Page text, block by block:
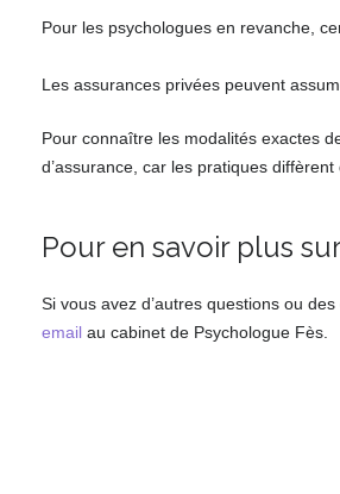
Pour les psychologues en revanche,
Les assurances privées peuvent
Pour connaître les modalités exactes
d’assurance, car les pratiques diffèrent
Pour en savoir plus
Si vous avez d’autres questions ou
email au cabinet de Psychologue Fès.